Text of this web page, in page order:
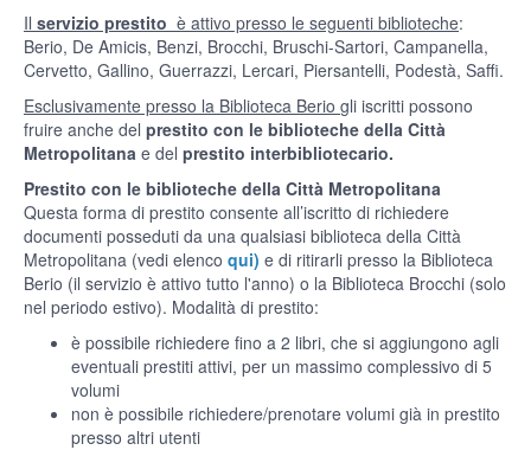
Il servizio prestito è attivo presso le seguenti biblioteche:
Berio, De Amicis, Benzi, Brocchi, Bruschi-Sartori, Campanella,
Cervetto, Gallino, Guerrazzi, Lercari, Piersantelli, Podestà, Saffi.
Esclusivamente presso la Biblioteca Berio gli iscritti possono
fruire anche del prestito con le biblioteche della Città
Metropolitana e del prestito interbibliotecario.
Prestito con le biblioteche della Città Metropolitana
Questa forma di prestito consente all’iscritto di richiedere
documenti posseduti da una qualsiasi biblioteca della Città
Metropolitana (vedi elenco qui) e di ritirarli presso la Biblioteca
Berio (il servizio è attivo tutto l'anno) o la Biblioteca Brocchi (solo
nel periodo estivo). Modalità di prestito:
è possibile richiedere fino a 2 libri, che si aggiungono agli
eventuali prestiti attivi, per un massimo complessivo di 5
volumi
non è possibile richiedere/prenotare volumi già in prestito
presso altri utenti